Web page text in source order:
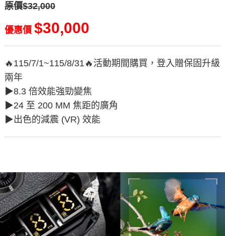
原價$32,000
優惠價 $30,000
🔥115/7/1~115/8/31🔥活動期間購買，登入贈保固升級
兩年
▶︎8.3 倍效能強勁變焦
▶︎24 至 200 MM 焦距的廣角
▶︎出色的減震 (VR) 效能